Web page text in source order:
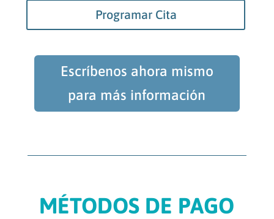
Programar Cita
Escríbenos ahora mismo
para más información
MÉTODOS DE PAGO